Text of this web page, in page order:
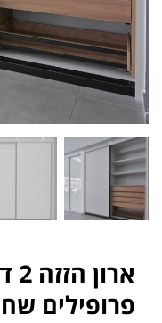
פרופילים